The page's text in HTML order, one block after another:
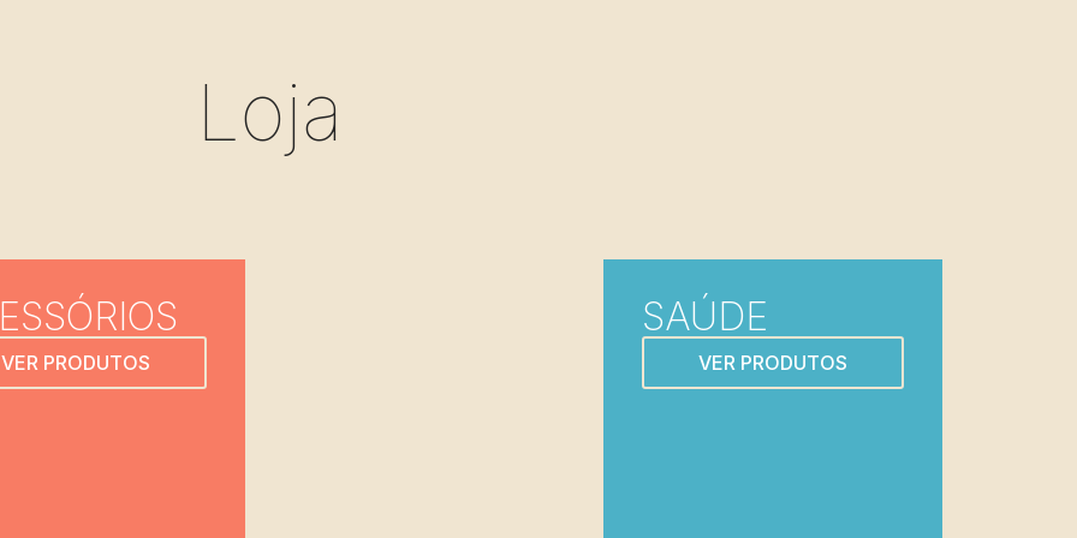
Loja
VER PRODUTOS
SAÚDE
VER PRODUTOS